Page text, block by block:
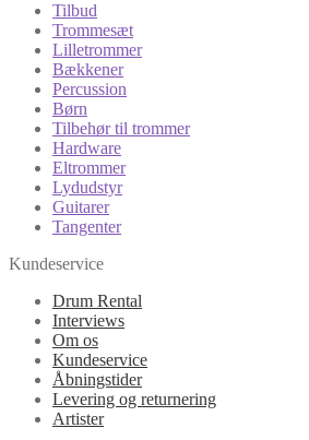
Tilbud
Trommesæt
Lilletrommer
Bækkener
Percussion
Børn
Tilbehør til trommer
Hardware
Eltrommer
Lydudstyr
Guitarer
Tangenter
Kundeservice
Drum Rental
Interviews
Om os
Kundeservice
Åbningstider
Levering og returnering
Artister